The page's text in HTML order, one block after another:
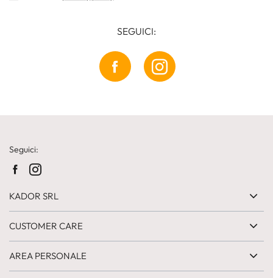
SEGUICI:
Seguici:
KADOR SRL
CUSTOMER CARE
AREA PERSONALE